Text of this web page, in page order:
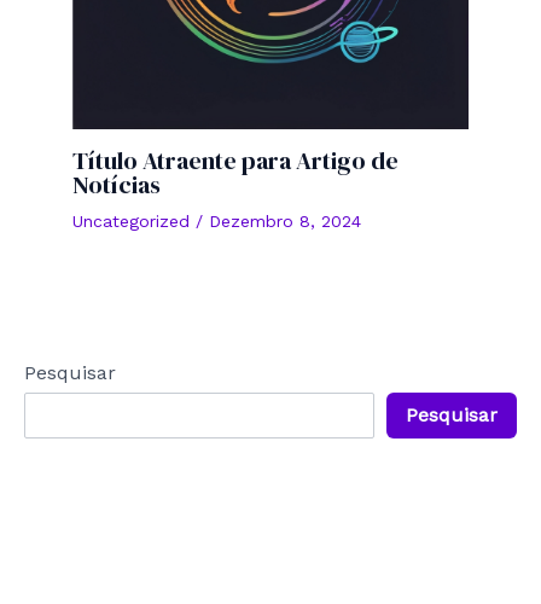
Título Atraente para Artigo de
Notícias
Uncategorized / Dezembro 8, 2024
Pesquisar
Pesquisar